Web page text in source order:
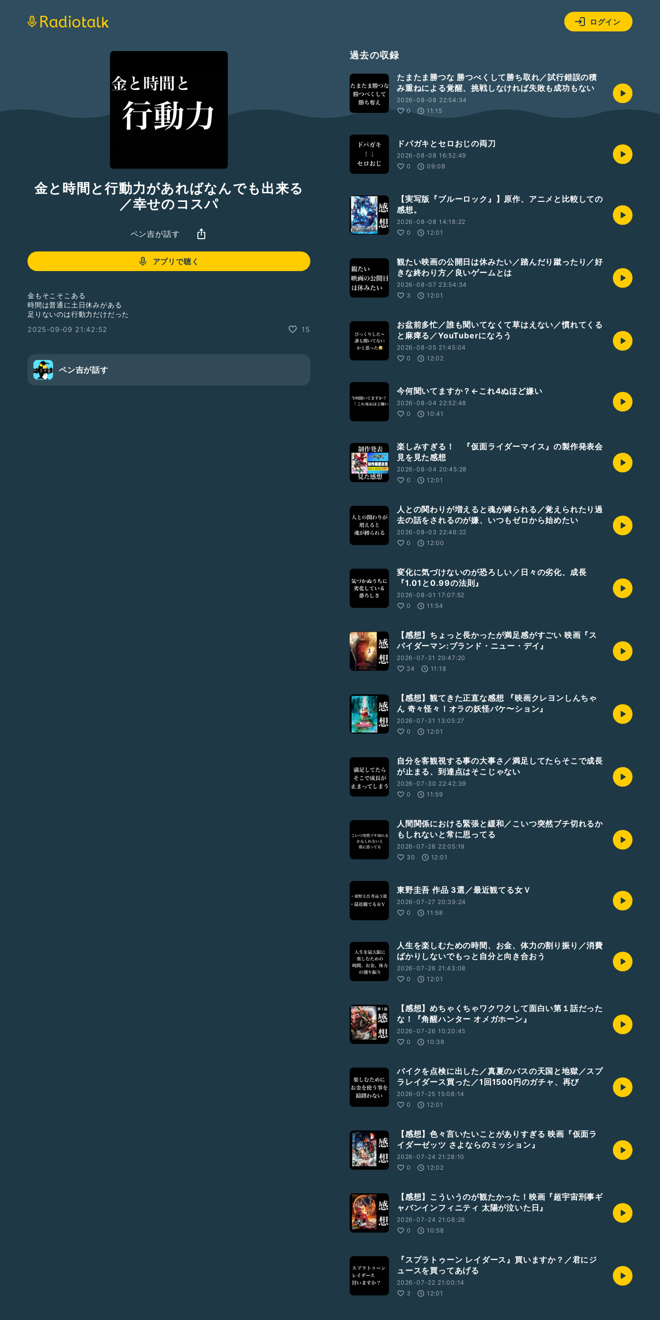
ログイン
金と時間と行動力があればなんでも出来る
／幸せのコスパ
ペン吉が話す
アプリで聴く
金もそこそこある
時間は普通に土日休みがある
足りないのは行動力だけだった
2025-09-09 21:42:52
15
ペン吉が話す
過去の収録
たまたま勝つな 勝つべくして勝ち取れ／試行錯誤の積
み重ねによる覚醒、挑戦しなければ失敗も成功もない
2026-08-08 22:54:34
0
11:15
ドパガキとセロおじの両刀
2026-08-08 16:52:49
0
09:08
【実写版『ブルーロック』】原作、アニメと比較しての
感想。
2026-08-08 14:18:22
0
12:01
観たい映画の公開日は休みたい／踏んだり蹴ったり／好
きな終わり方／良いゲームとは
2026-08-07 23:54:34
3
12:01
お盆前多忙／誰も聞いてなくて草はえない／慣れてくる
と麻痺る／YouTuberになろう
2026-08-05 21:45:04
0
12:02
今何聞いてますか？←これ4ぬほど嫌い
2026-08-04 22:52:48
0
10:41
楽しみすぎる！ 『仮面ライダーマイス』の製作発表会
見を見た感想
2026-08-04 20:45:28
0
12:01
人との関わりが増えると魂が縛られる／覚えられたり過
去の話をされるのが嫌、いつもゼロから始めたい
2026-08-03 22:46:22
0
12:00
変化に気づけないのが恐ろしい／日々の劣化、成長
『1.01と0.99の法則』
2026-08-01 17:07:52
0
11:54
【感想】ちょっと長かったが満足感がすごい 映画『ス
パイダーマン:ブランド・ニュー・デイ』
2026-07-31 20:47:20
24
11:18
【感想】観てきた正直な感想 『映画クレヨンしんちゃ
ん 奇々怪々！オラの妖怪バケ〜ション』
2026-07-31 13:05:27
0
12:01
自分を客観視する事の大事さ／満足してたらそこで成長
が止まる、到達点はそこじゃない
2026-07-30 22:42:39
0
11:59
人間関係における緊張と緩和／こいつ突然ブチ切れるか
もしれないと常に思ってる
2026-07-28 22:05:19
30
12:01
東野圭吾 作品 3選／最近観てる女Ｖ
2026-07-27 20:39:24
0
11:58
人生を楽しむための時間、お金、体力の割り振り／消費
ばかりしないでもっと自分と向き合おう
2026-07-26 21:43:08
0
12:01
【感想】めちゃくちゃワクワクして面白い第１話だった
な！『角醒ハンター オメガホーン』
2026-07-26 10:20:45
0
10:38
バイクを点検に出した／真夏のバスの天国と地獄／スプ
ラレイダース買った／1回1500円のガチャ、再び
2026-07-25 15:08:14
0
12:01
【感想】色々言いたいことがありすぎる 映画『仮面ラ
イダーゼッツ さよならのミッション』
2026-07-24 21:28:10
0
12:02
【感想】こういうのが観たかった！映画『超宇宙刑事ギ
ャバンインフィニティ 太陽が泣いた日』
2026-07-24 21:08:28
0
10:58
『スプラトゥーン レイダース』買いますか？／君にジ
ュースを買ってあげる
2026-07-22 21:00:14
3
12:01